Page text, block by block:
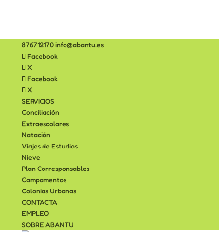
876712170info@abantu.es
Facebook
X
Facebook
X
SERVICIOS
Conciliación
Extraescolares
Natación
Viajes de Estudios
Nieve
Plan Corresponsables
Campamentos
Colonias Urbanas
CONTACTA
EMPLEO
SOBRE ABANTU